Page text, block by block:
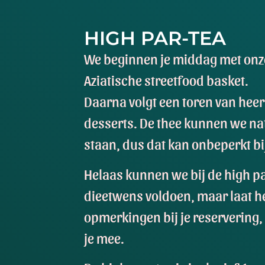
HIGH PAR-TEA
We beginnen je middag met
Aziatische streetfood basket.
Daarna volgt een toren van
desserts. De thee kunnen we
staan, dus dat kan onbeperkt
Helaas kunnen we bij de high
dieetwens voldoen, maar laat
opmerkingen bij je
je mee.